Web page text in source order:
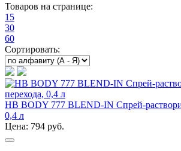
Товаров на странице:
15
30
60
Сортировать:
HB BODY 777 BLEND-IN Спрей-
0,4 л
Цена: 794 руб.